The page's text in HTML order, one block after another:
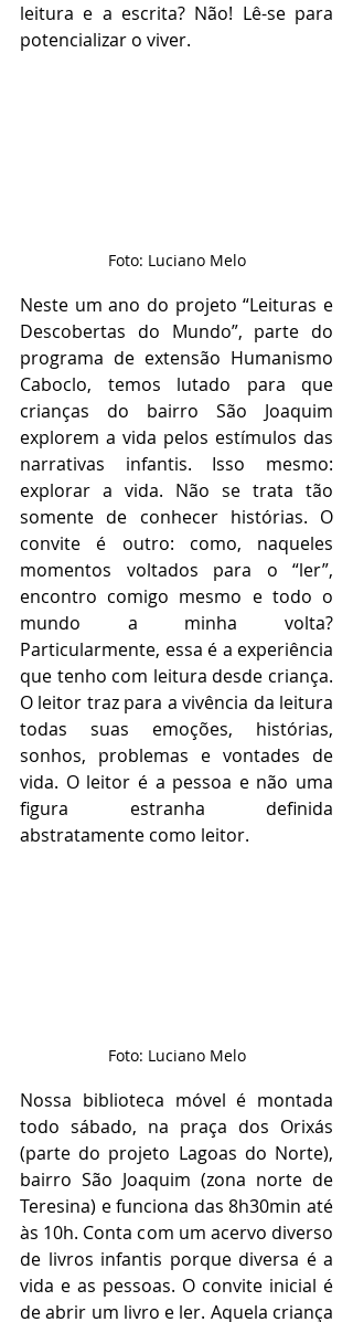
leitura e a escrita? Não! Lê-se para
potencializar o viver.
Foto: Luciano Melo
Neste um ano do projeto “Leituras e
Descobertas do Mundo”, parte do
programa de extensão Humanismo
Caboclo, temos lutado para que
crianças do bairro São Joaquim
explorem a vida pelos estímulos das
narrativas infantis. Isso mesmo:
explorar a vida. Não se trata tão
somente de conhecer histórias. O
convite é outro: como, naqueles
momentos voltados para o “ler”,
encontro comigo mesmo e todo o
mundo a minha volta?
Particularmente, essa é a experiência
que tenho com leitura desde criança.
O leitor traz para a vivência da leitura
todas suas emoções, histórias,
sonhos, problemas e vontades de
vida. O leitor é a pessoa e não uma
figura estranha definida
abstratamente como leitor.
Foto: Luciano Melo
Nossa biblioteca móvel é montada
todo sábado, na praça dos Orixás
(parte do projeto Lagoas do Norte),
bairro São Joaquim (zona norte de
Teresina) e funciona das 8h30min até
às 10h. Conta com um acervo diverso
de livros infantis porque diversa é a
vida e as pessoas. O convite inicial é
de abrir um livro e ler. Aquela criança